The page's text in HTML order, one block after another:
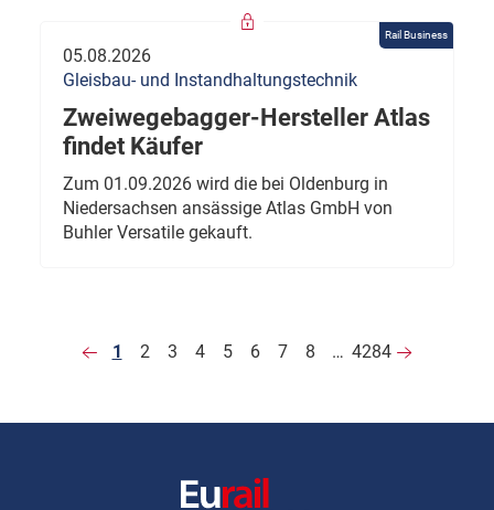
Rail Business
05.08.2026
Gleisbau- und Instandhaltungstechnik
Zweiwegebagger-Hersteller Atlas
findet Käufer
Zum 01.09.2026 wird die bei Oldenburg in
Niedersachsen ansässige Atlas GmbH von
Buhler Versatile gekauft.
1 2 3 4 5 6 7 8 … 4284